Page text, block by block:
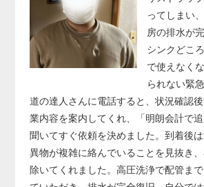
ってしまい
房の排水が
シンクどこ
で使えなく
られない緊
道の達人さんに電話すると、状況確認
業内容を案内してくれ、「明朗会計で
聞いてすぐ依頼を決めました。到着後
異物が複雑に絡んでいることを見抜き
除いてくれました。高圧洗浄で配管ま